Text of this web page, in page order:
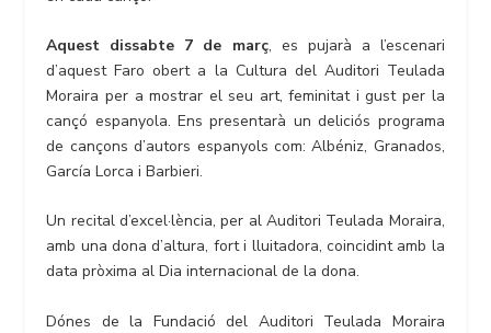
Aquest dissabte 7 de març, es pujarà a l’escenari
d’aquest Faro obert a la Cultura del Auditori Teulada
Moraira per a mostrar el seu art, feminitat i gust per la
cançó espanyola. Ens presentarà un deliciós programa
de cançons d’autors espanyols com: Albéniz, Granados,
García Lorca i Barbieri.
Un recital d’excel·lència, per al Auditori Teulada Moraira,
amb una dona d’altura, fort i lluitadora, coincidint amb la
data pròxima al Dia internacional de la dona.
Dónes de la Fundació del Auditori Teulada Moraira